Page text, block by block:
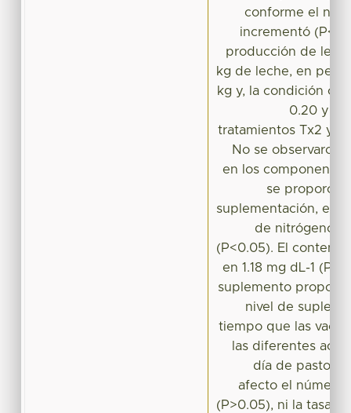
conforme el
incrementó
producción de
kg de leche, en peso
kg y, la condición
0.20 y
tratamientos Tx2 y
No se observaron
en los
se
suplementación,
de nitrógeno
(P<0.05). El
en 1.18 mg dL-1
suplemento
nivel de
tiempo que las
las diferentes
día de
afecto el número
(P>0.05), ni la tasa